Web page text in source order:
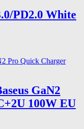
PD2.0 White
GaN2
100W EU